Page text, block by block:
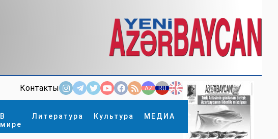
Контакты AZ RU EN
В
мире
Литература Культура МЕДИА